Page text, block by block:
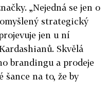
„Nejedná se jen o
strategický
jen u ní
Skvělá
brandingu a prodeje
šance na to, že by